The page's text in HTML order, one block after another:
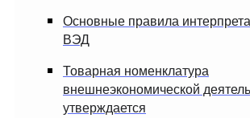
Основные правила
ВЭД
Товарная номенклатура
внешнеэкономической
утверждается